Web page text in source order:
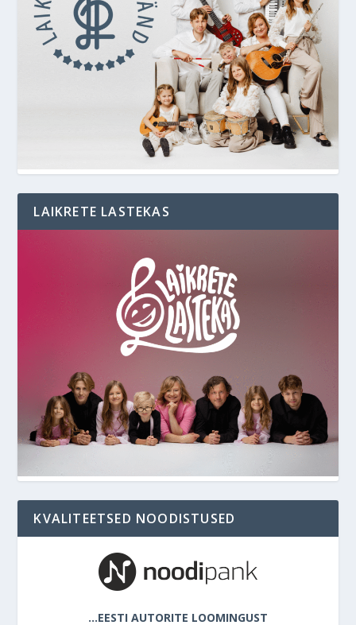
LAIKRETE LASTEKAS
KVALITEETSED NOODISTUSED
…EESTI AUTORITE LOOMINGUST